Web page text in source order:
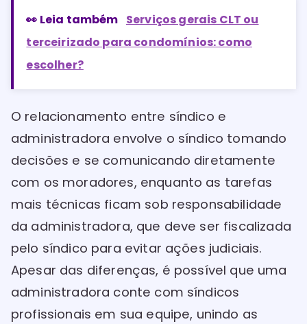
👀 Leia também Serviços gerais CLT ou
terceirizado para condomínios: como
escolher?
O relacionamento entre síndico e
administradora envolve o síndico tomando
decisões e se comunicando diretamente
com os moradores, enquanto as tarefas
mais técnicas ficam sob responsabilidade
da administradora, que deve ser fiscalizada
pelo síndico para evitar ações judiciais.
Apesar das diferenças, é possível que uma
administradora conte com síndicos
profissionais em sua equipe, unindo as